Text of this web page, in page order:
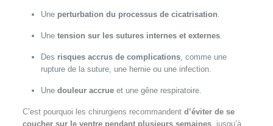
Une perturbation du processus de cicatrisation.
Une tension sur les sutures internes et externes.
Des risques accrus de complications, comme une
rupture de la suture, une hernie ou une infection.
Une douleur accrueet une gêne respiratoire.
C’est pourquoi les chirurgiens recommandent d’éviter de se
coucher sur le ventre pendant plusieurs semaines, jusqu’à